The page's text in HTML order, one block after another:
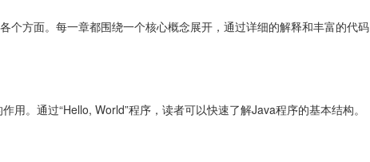
方面。每一章都围绕一个核心概念展开，通过详细的解释和丰富的代码
。通过“Hello, World”程序，读者可以快速了解Java程序的基本结构。